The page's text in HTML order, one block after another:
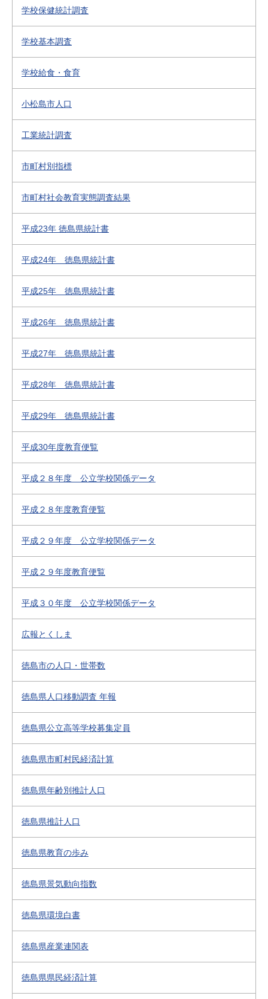
学校保健統計調査
学校基本調査
学校給食・食育
小松島市人口
工業統計調査
市町村別指標
市町村社会教育実態調査結果
平成23年 徳島県統計書
平成24年 徳島県統計書
平成25年 徳島県統計書
平成26年 徳島県統計書
平成27年 徳島県統計書
平成28年 徳島県統計書
平成29年 徳島県統計書
平成30年度教育便覧
平成２８年度 公立学校関係データ
平成２８年度教育便覧
平成２９年度 公立学校関係データ
平成２９年度教育便覧
平成３０年度 公立学校関係データ
広報とくしま
徳島市の人口・世帯数
徳島県人口移動調査 年報
徳島県公立高等学校募集定員
徳島県市町村民経済計算
徳島県年齢別推計人口
徳島県推計人口
徳島県教育の歩み
徳島県景気動向指数
徳島県環境白書
徳島県産業連関表
徳島県県民経済計算